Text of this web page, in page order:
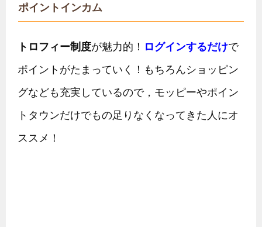
ポイントインカム
トロフィー制度が魅力的！ ログインするだけで
ポイントがたまっていく！もちろんショッピン
グなども充実しているので，モッピーやポイン
トタウンだけでもの足りなくなってきた人にオ
ススメ！